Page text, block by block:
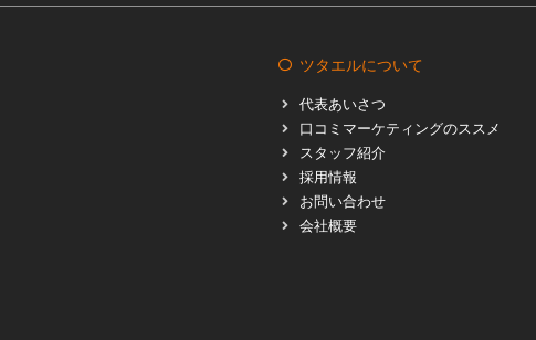
ツタエルについて
代表あいさつ
口コミマーケティングのススメ
スタッフ紹介
採用情報
お問い合わせ
会社概要